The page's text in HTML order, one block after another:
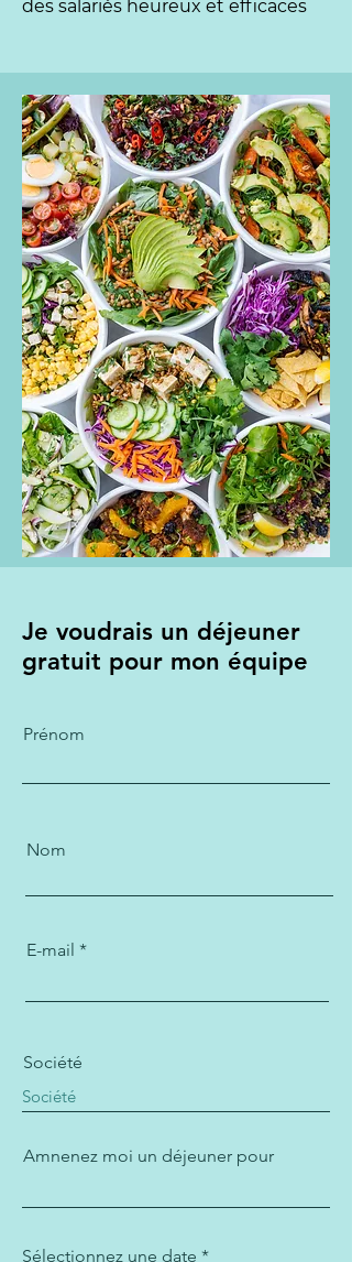
des salariés heureux et efficaces
Je voudrais un déjeuner
gratuit pour mon équipe
Prénom
Nom
E-mail
Société
Amnenez moi un déjeuner pour
Sélectionnez une date *r